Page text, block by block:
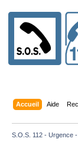
Accueil Aide
S.O.S. 112 - Urgence